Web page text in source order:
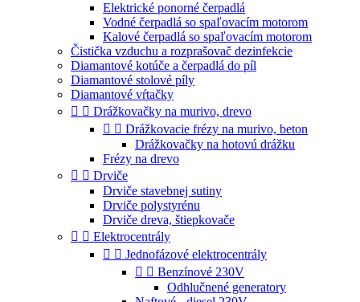
Elektrické ponorné čerpadlá
Vodné čerpadlá so spaľovacím motorom
Kalové čerpadlá so spaľovacím motorom
Čistička vzduchu a rozprašovač dezinfekcie
Diamantové kotúče a čerpadlá do píl
Diamantové stolové píly
Diamantové vŕtačky
  Drážkovačky na murivo, drevo
  Drážkovacie frézy na murivo, beton
Drážkovačky na hotovú drážku
Frézy na drevo
  Drviče
Drviče stavebnej sutiny
Drviče polystyrénu
Drviče dreva, štiepkovače
  Elektrocentrály
  Jednofázové elektrocentrály
  Benzínové 230V
Odhlučnené generatory